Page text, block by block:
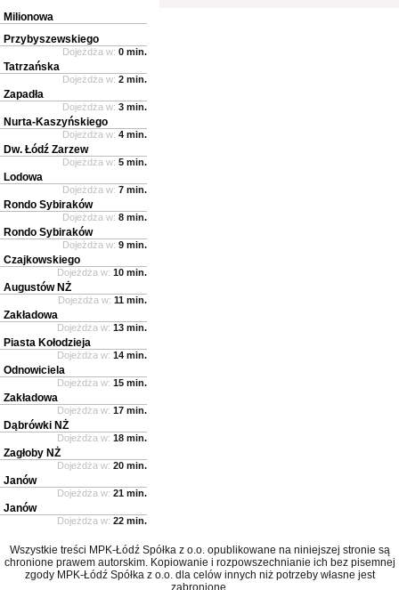
Milionowa
Przybyszewskiego
Dojeżdża w: 0 min.
Tatrzańska
Dojeżdża w: 2 min.
Zapadła
Dojeżdża w: 3 min.
Nurta-Kaszyńskiego
Dojeżdża w: 4 min.
Dw. Łódź Zarzew
Dojeżdża w: 5 min.
Lodowa
Dojeżdża w: 7 min.
Rondo Sybiraków
Dojeżdża w: 8 min.
Rondo Sybiraków
Dojeżdża w: 9 min.
Czajkowskiego
Dojeżdża w: 10 min.
Augustów NŻ
Dojeżdża w: 11 min.
Zakładowa
Dojeżdża w: 13 min.
Piasta Kołodzieja
Dojeżdża w: 14 min.
Odnowiciela
Dojeżdża w: 15 min.
Zakładowa
Dojeżdża w: 17 min.
Dąbrówki NŻ
Dojeżdża w: 18 min.
Zagłoby NŻ
Dojeżdża w: 20 min.
Janów
Dojeżdża w: 21 min.
Janów
Dojeżdża w: 22 min.
Wszystkie treści MPK-Łódź Spółka z o.o. opublikowane na niniejszej stronie są
chronione prawem autorskim. Kopiowanie i rozpowszechnianie ich bez pisemnej
zgody MPK-Łódź Spółka z o.o. dla celów innych niż potrzeby własne jest
zabronione.